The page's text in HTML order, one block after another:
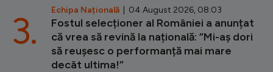
Echipa Națională | 04 August 2026, 08:03
Fostul selecționer al României a anunțat
că vrea să revină la națională: ”Mi-aș dori
să reușesc o performanță mai mare
decât ultima!”
3.